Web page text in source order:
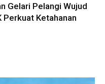
Gelari Pelangi Wujud
Perkuat Ketahanan